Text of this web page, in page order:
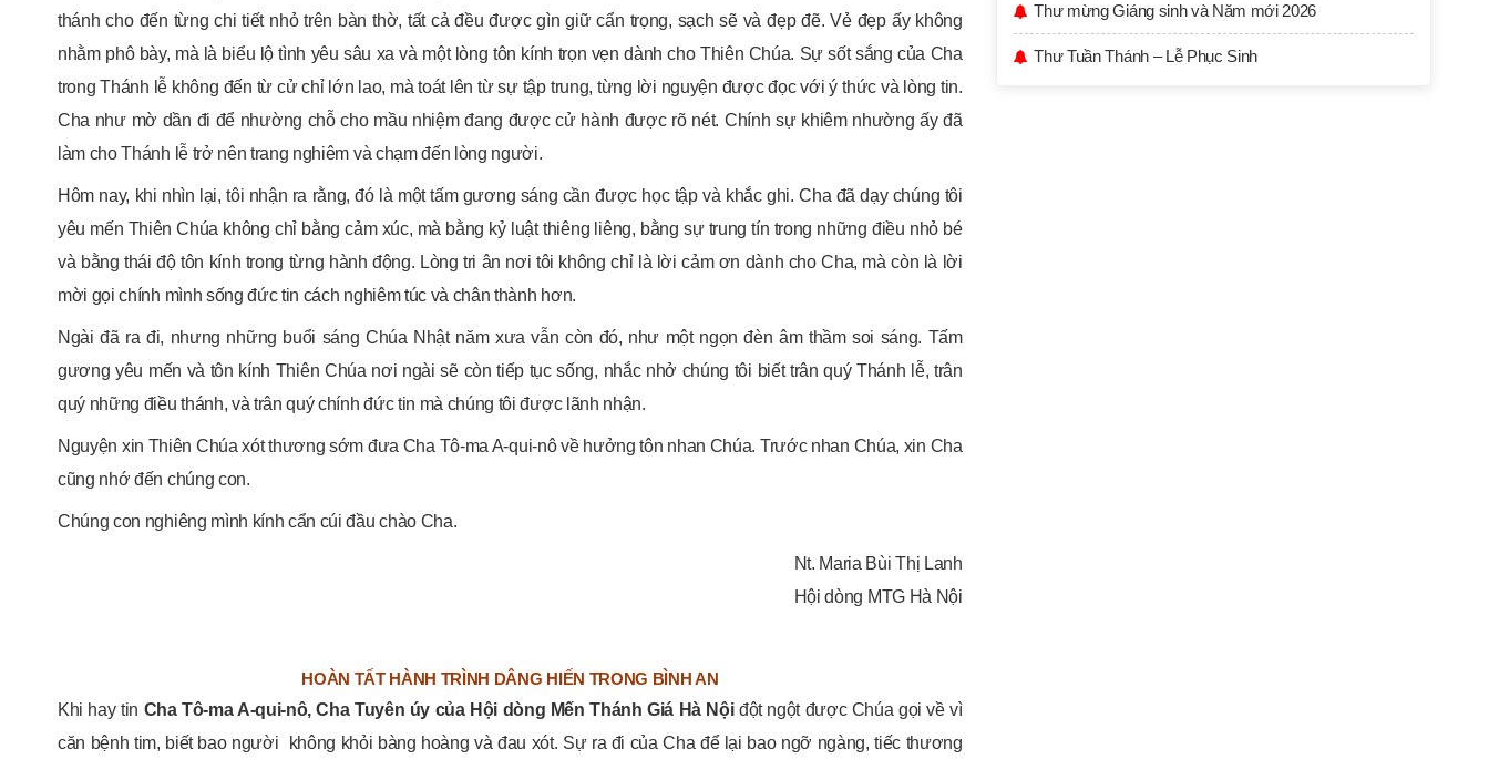
thánh cho đến từng chi tiết nhỏ trên bàn thờ, tất cả đều được gìn giữ cẩn trọng, sạch sẽ và đẹp đẽ. Vẻ đẹp ấy không
nhằm phô bày, mà là biểu lộ tình yêu sâu xa và một lòng tôn kính trọn vẹn dành cho Thiên Chúa. Sự sốt sắng của Cha
trong Thánh lễ không đến từ cử chỉ lớn lao, mà toát lên từ sự tập trung, từng lời nguyện được đọc với ý thức và lòng tin.
Cha như mờ dần đi để nhường chỗ cho mầu nhiệm đang được cử hành được rõ nét. Chính sự khiêm nhường ấy đã
làm cho Thánh lễ trở nên trang nghiêm và chạm đến lòng người.
Hôm nay, khi nhìn lại, tôi nhận ra rằng, đó là một tấm gương sáng cần được học tập và khắc ghi. Cha đã dạy chúng tôi
yêu mến Thiên Chúa không chỉ bằng cảm xúc, mà bằng kỷ luật thiêng liêng, bằng sự trung tín trong những điều nhỏ bé
và bằng thái độ tôn kính trong từng hành động. Lòng tri ân nơi tôi không chỉ là lời cảm ơn dành cho Cha, mà còn là lời
mời gọi chính mình sống đức tin cách nghiêm túc và chân thành hơn.
Ngài đã ra đi, nhưng những buổi sáng Chúa Nhật năm xưa vẫn còn đó, như một ngọn đèn âm thầm soi sáng. Tấm
gương yêu mến và tôn kính Thiên Chúa nơi ngài sẽ còn tiếp tục sống, nhắc nhở chúng tôi biết trân quý Thánh lễ, trân
quý những điều thánh, và trân quý chính đức tin mà chúng tôi được lãnh nhận.
Nguyện xin Thiên Chúa xót thương sớm đưa Cha Tô-ma A-qui-nô về hưởng tôn nhan Chúa. Trước nhan Chúa, xin Cha
cũng nhớ đến chúng con.
Chúng con nghiêng mình kính cẩn cúi đầu chào Cha.
Nt. Maria Bùi Thị Lanh
Hội dòng MTG Hà Nội
HOÀN TẤT HÀNH TRÌNH DÂNG HIẾN TRONG BÌNH AN
Khi hay tin Cha Tô-ma A-qui-nô, Cha Tuyên úy của Hội dòng Mến Thánh Giá Hà Nội đột ngột được Chúa gọi về vì
căn bệnh tim, biết bao người không khỏi bàng hoàng và đau xót. Sự ra đi của Cha để lại bao ngỡ ngàng, tiếc thương
Thư mừng Giáng sinh và Năm mới 2026
Thư Tuần Thánh – Lễ Phục Sinh